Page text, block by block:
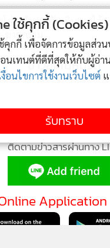
ล่” ทำประกันเดินทางไว้ 5
ฆาตกรรม
ข่าวอื่นในหมวด
ติดตามข่าวสารผ่านทาง
Application
ใช้คุกกี้ (Cookies)
ช้คุกกี้ เพื่อจัดการข้อมูลส่ว
นเทนต์ที่ดีที่สุดให้กับผู้อ่า
งื่อนไขการใช้งานเว็บไซต์
รับทราบ